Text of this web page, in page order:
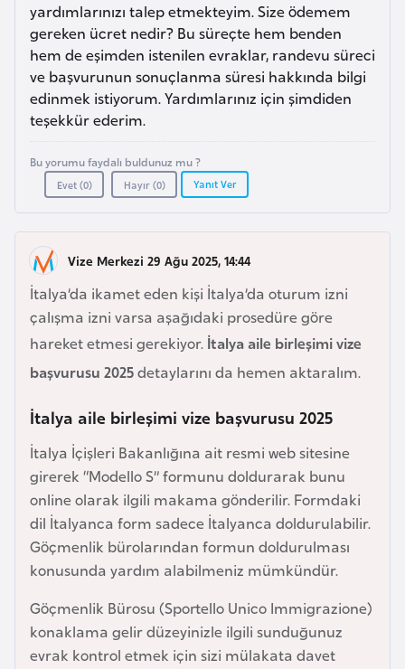
r
i
yardımlarınızı talep etmekteyim. Size ödemem
gereken ücret nedir? Bu süreçte hem benden
hem de eşimden istenilen evraklar, randevu süreci
ve başvurunun sonuçlanma süresi hakkında bilgi
edinmek istiyorum. Yardımlarınız için şimdiden
teşekkür ederim.
Bu yorumu faydalı buldunuz mu ?
Evet (0) Hayır (0) Yanıt Ver
Vize Merkezi 29 Ağu 2025, 14:44
İtalya’da ikamet eden kişi İtalya’da oturum izni
çalışma izni varsa aşağıdaki prosedüre göre
hareket etmesi gerekiyor. İtalya aile birleşimi vize
başvurusu 2025detaylarını da hemen aktaralım.
İtalya aile birleşimi vize başvurusu 2025
İtalya İçişleri Bakanlığına ait resmi web sitesine
girerek “Modello S” formunu doldurarak bunu
online olarak ilgili makama gönderilir. Formdaki
dil İtalyanca form sadece İtalyanca doldurulabilir.
Göçmenlik bürolarından formun doldurulması
konusunda yardım alabilmeniz mümkündür.
Göçmenlik Bürosu (Sportello Unico Immigrazione)
konaklama gelir düzeyinizle ilgili sunduğunuz
evrak kontrol etmek için sizi mülakata davet
a
A
z
e
r
b
a
n
B
a
h
e
y
B
a
n
l
a
d